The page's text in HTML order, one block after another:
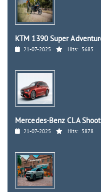
KTM 1390 Super
21-07-2025 Hits: 5685
Mercedes-Benz CLA
21-07-2025 Hits: 5878